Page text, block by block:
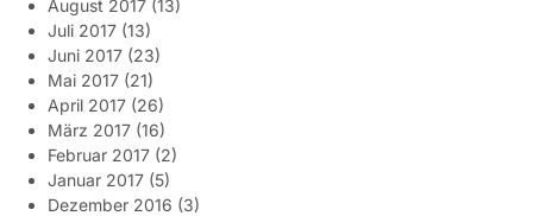
August 2017 (13)
Juli 2017 (13)
Juni 2017 (23)
Mai 2017 (21)
April 2017 (26)
März 2017 (16)
Februar 2017 (2)
Januar 2017 (5)
Dezember 2016 (3)